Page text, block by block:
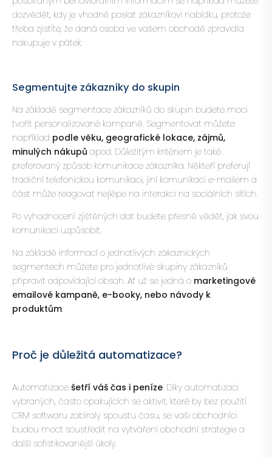
dozvědět, kdy je vhodné poslat zákazníkovi nabídku, protože
třeba zjistíte, že daná osoba ve vašem obchodě zpravidla
nakupuje v pátek.
Segmentujte zákazníky do skupin
Na základě segmentace zákazníků do skupin budete moci
tvořit personalizované kampaně. Segmentovat můžete
například podle věku, geografické lokace, zájmů,
minulých nákupů apod. Důležitým kritériem je také
preferovaný způsob komunikace zákazníka. Někteří preferují
tradiční telefonickou komunikaci, jiní komunikaci e-mailem a
část může reagovat nejlépe na interakci na sociálních sítích.
Po vyhodnocení zjištěných dat budete přesně vědět, jak svou
komunikaci uzpůsobit.
Na základě informací o jednotlivých zákaznických
segmentech můžete pro jednotlivé skupiny zákazníků
připravit odpovídající obsah. Ať už se jedná o marketingové
emailové kampaně, e-booky, nebo návody k
produktům.
Proč je důležitá automatizace?
Automatizace šetří váš čas i peníze. Díky automatizaci
vybraných, často opakujících se aktivit, které by bez použití
CRM softwaru zabíraly spoustu času, se vaši obchodníci
budou moct soustředit na vytváření obchodní strategie a
další sofistikovanější úkoly.